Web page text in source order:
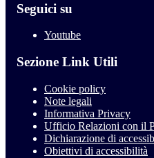
Seguici su
Youtube
Sezione Link Utili
Cookie policy
Note legali
Informativa Privacy
Ufficio Relazioni con il
Dichiarazione di
Obiettivi di accessibilità